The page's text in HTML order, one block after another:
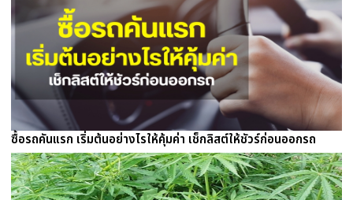
ซื้อรถคันแรก เริ่มต้นอย่างไรให้คุ้มค่า เช็กลิสต์ให้ชัวร์ก่อนออกรถ